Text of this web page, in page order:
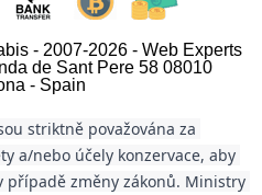
- 2007-2026 - Web Experts
de Sant Pere 58 08010
- Spain
striktně považována za
a/nebo účely konzervace, aby
případě změny zákonů. Ministry